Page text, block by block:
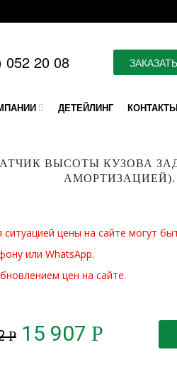
052 20 08
ДЕТЕЙЛИНГ КОНТАКТЫ
ДАТЧИК ВЫСОТЫ КУЗОВА
АМОРТИЗАЦИЕЙ).
цены на сайте могут
или WhatsApp.
цен на сайте.
Р 15 907 Р